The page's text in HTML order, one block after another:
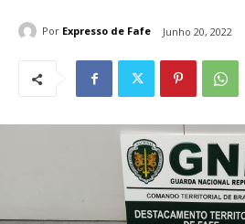
Por Expresso de Fafe Junho 20, 2022